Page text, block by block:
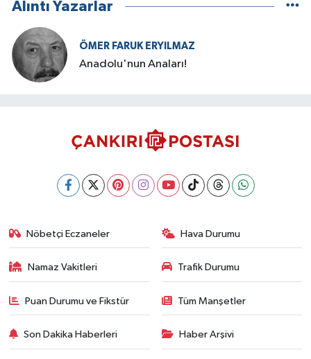
Alıntı Yazarlar
ÖMER FARUK ERYILMAZ
Anadolu'nun Anaları!
Nöbetçi Eczaneler Hava Durumu
Namaz Vakitleri Trafik Durumu
Puan Durumu ve Fikstür Tüm Manşetler
Son Dakika Haberleri Haber Arşivi